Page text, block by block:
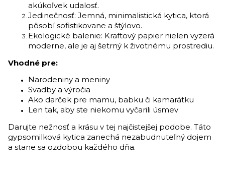
akúkoľvek udalosť.
Jedinečnosť: Jemná, minimalistická kytica, ktorá
pôsobí sofistikovane a štýlovo.
Ekologické balenie: Kraftový papier nielen vyzerá
moderne, ale je aj šetrný k životnému prostrediu.
Vhodné pre:
Narodeniny a meniny
Svadby a výročia
Ako darček pre mamu, babku či kamarátku
Len tak, aby ste niekomu vyčarili úsmev
Darujte nežnosť a krásu v tej najčistejšej podobe. Táto
gypsomilková kytica zanechá nezabudnuteľný dojem
a stane sa ozdobou každého dňa.